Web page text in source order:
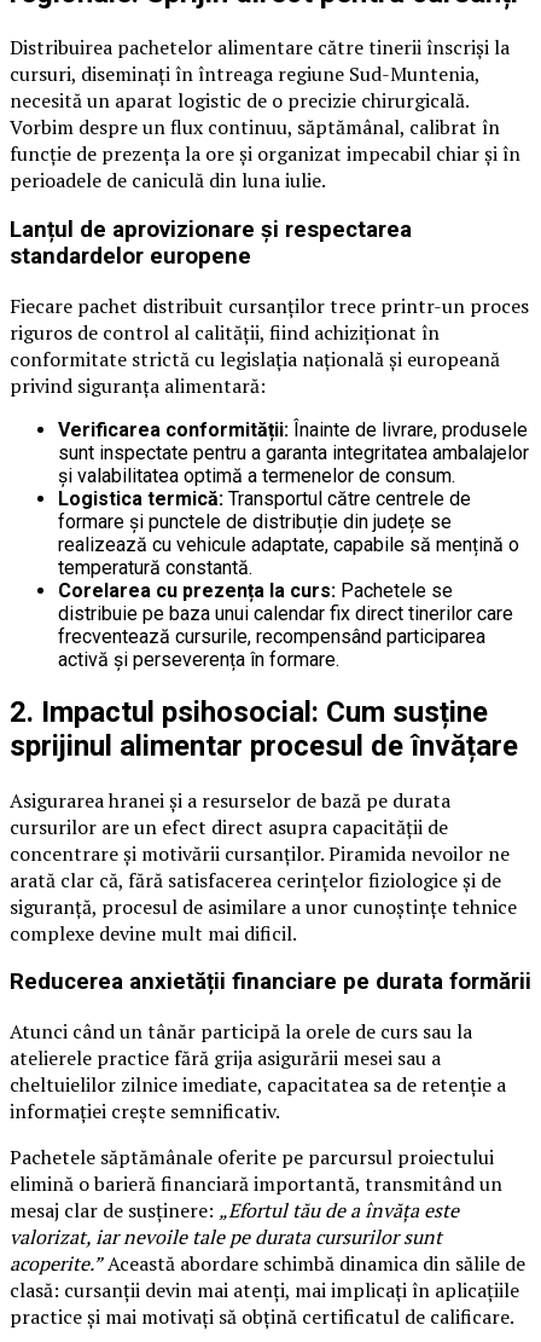
Distribuirea pachetelor alimentare către tinerii înscriși la
cursuri, diseminați în întreaga regiune Sud-Muntenia,
necesită un aparat logistic de o precizie chirurgicală.
Vorbim despre un flux continuu, săptămânal, calibrat în
funcție de prezența la ore și organizat impecabil chiar și în
perioadele de caniculă din luna iulie.
Lanțul de aprovizionare și respectarea
standardelor europene
Fiecare pachet distribuit cursanților trece printr-un proces
riguros de control al calității, fiind achiziționat în
conformitate strictă cu legislația națională și europeană
privind siguranța alimentară:
Verificarea conformității: Înainte de livrare, produsele
sunt inspectate pentru a garanta integritatea ambalajelor
și valabilitatea optimă a termenelor de consum.
Logistica termică: Transportul către centrele de
formare și punctele de distribuție din județe se
realizează cu vehicule adaptate, capabile să mențină o
temperatură constantă.
Corelarea cu prezența la curs: Pachetele se
distribuie pe baza unui calendar fix direct tinerilor care
frecventează cursurile, recompensând participarea
activă și perseverența în formare.
2. Impactul psihosocial: Cum susține
sprijinul alimentar procesul de învățare
Asigurarea hranei și a resurselor de bază pe durata
cursurilor are un efect direct asupra capacității de
concentrare și motivării cursanților. Piramida nevoilor ne
arată clar că, fără satisfacerea cerințelor fiziologice și de
siguranță, procesul de asimilare a unor cunoștințe tehnice
complexe devine mult mai dificil.
Reducerea anxietății financiare pe durata formării
Atunci când un tânăr participă la orele de curs sau la
atelierele practice fără grija asigurării mesei sau a
cheltuielilor zilnice imediate, capacitatea sa de retenție a
informației crește semnificativ.
Pachetele săptămânale oferite pe parcursul proiectului
elimină o barieră financiară importantă, transmitând un
mesaj clar de susținere: „Efortul tău de a învăța este
valorizat, iar nevoile tale pe durata cursurilor sunt
acoperite.”Această abordare schimbă dinamica din sălile de
clasă: cursanții devin mai atenți, mai implicați în aplicațiile
practice și mai motivați să obțină certificatul de calificare.